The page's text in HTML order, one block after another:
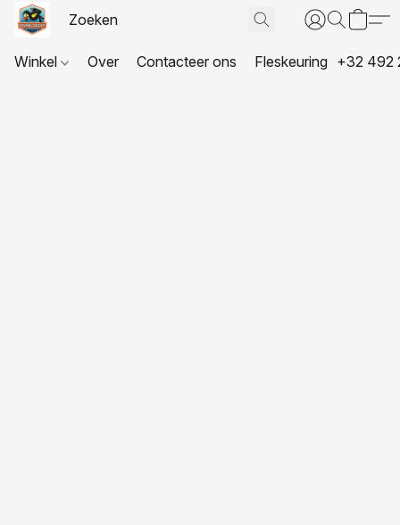
Winkel Over Contacteer ons Fleskeuring +32 492